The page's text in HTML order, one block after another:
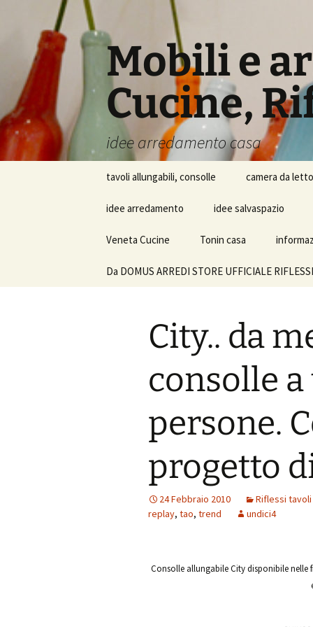
contenuto
Mobili e
Cucine,
idee arredamento casa
tavoli allungabili, consolle camera da letto
idee arredamento idee salvaspazio
Veneta Cucine Tonin casa
Da DOMUS ARREDI STORE UFFICIALE
City.. da
consolle
persone.
progetto
24 Febbraio 2010 Riflessi
replay, tao, trend undici4
Consolle allungabile City disponibile